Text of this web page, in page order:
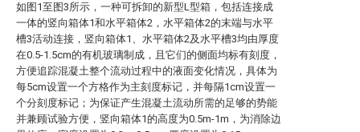
如图1至图3所示，一种可拆卸的新型L型箱，包括连接成
一体的竖向箱体1和水平箱体2，水平箱体2的末端与水平
槽3活动连接，竖向箱体1、水平箱体2及水平槽3均由厚度
在0.5-1.5cm的有机玻璃制成，且它们的侧面均标有刻度，
方便追踪混凝土整个流动过程中的液面变化情况，具体为
每5cm设置一个方格作为主刻度标记，并每隔1cm设置一
个分刻度标记；为保证产生混凝土流动所需的足够的势能
并兼顾试验方便，竖向箱体1的高度为0.5m-1m，为消除边